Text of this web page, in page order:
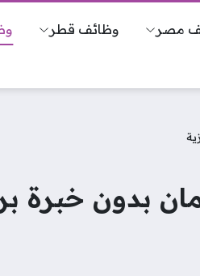
مصر وظائف قطر
بدون خبرة